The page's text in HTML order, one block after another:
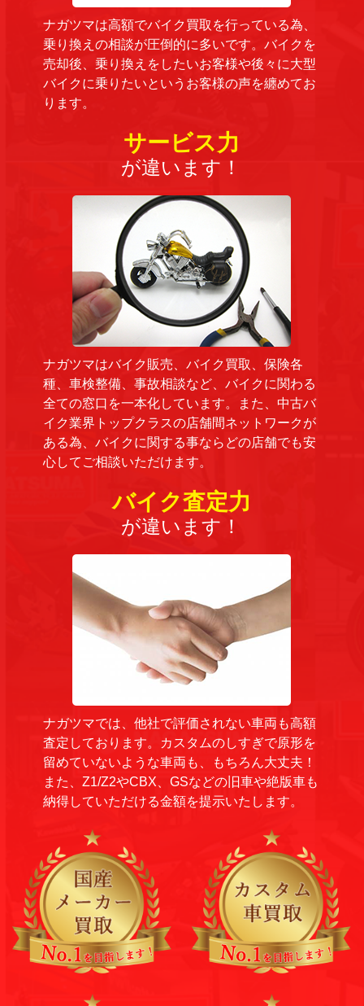
ナガツマは高額でバイク買取を行っている為、
乗り換えの相談が圧倒的に多いです。バイクを
売却後、乗り換えをしたいお客様や後々に大型
バイクに乗りたいというお客様の声を纏めてお
ります。
サービス力
が違います！
ナガツマはバイク販売、バイク買取、保険各
種、車検整備、事故相談など、バイクに関わる
全ての窓口を一本化しています。また、中古バ
イク業界トップクラスの店舗間ネットワークが
ある為、バイクに関する事ならどの店舗でも安
心してご相談いただけます。
バイク査定力
が違います！
ナガツマでは、他社で評価されない車両も高額
査定しております。カスタムのしすぎで原形を
留めていないような車両も、もちろん大丈夫！
また、Z1/Z2やCBX、GSなどの旧車や絶版車も
納得していただける金額を提示いたします。